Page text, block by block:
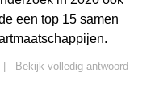
een top 15 samen
Bekijk volledig antwoord